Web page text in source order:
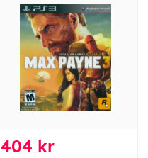
404 kr